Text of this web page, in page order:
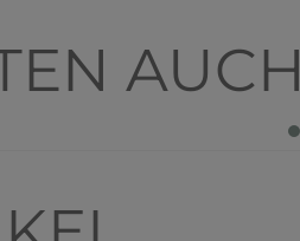
AUCH